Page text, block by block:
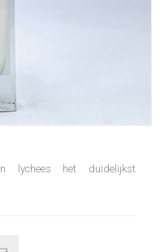
lychees het duidelijkst